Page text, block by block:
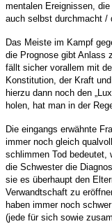
mentalen Ereignissen,
auch selbst durchmacht /
Das Meiste im Kampf
die Prognose gibt Anlass
fällt sicher vorallem mit
Konstitution, der Kraft
hierzu dann noch den
holen, hat man in der
Die eingangs erwähnte
immer noch gleich
schlimmen Tod bedeutet,
die Schwester die
sie es überhaupt den
Verwandtschaft zu
haben immer noch
(jede für sich sowie